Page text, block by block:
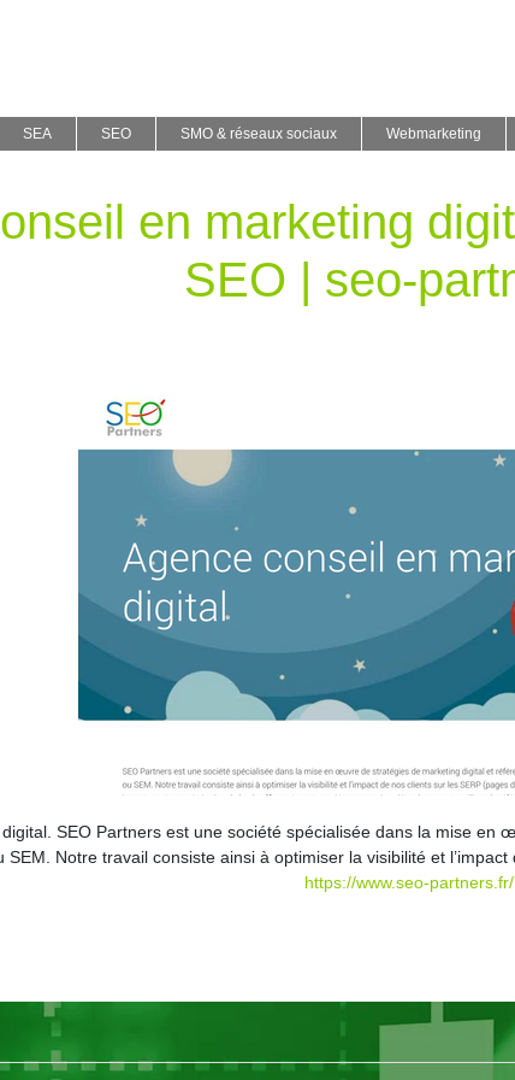
SEA SEO SMO & réseaux sociaux Webmarketing
en marketing
SEO | seo-
SEO Partners est une société spécialisée dans la mise
Notre travail consiste ainsi à optimiser la visibilité et
https://www.seo-partners.fr/